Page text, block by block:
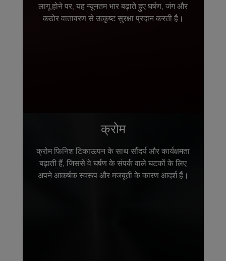
लागू होने पर, यह न्यूनतम भार बढ़ाते हुए घर्षण, जंग और
कठोर वातावरण से उत्कृष्ट सुरक्षा प्रदान करती है।
क्रोम
क्रोम फिनिश टिकाऊपन के साथ सौंदर्य और कार्यक्षमता
बढ़ाती हैं, जिससे वे घर्षण के संपर्क वाले घटकों के लिए
अपने आकर्षक स्वरूप और मजबूती के कारण आदर्श हैं।